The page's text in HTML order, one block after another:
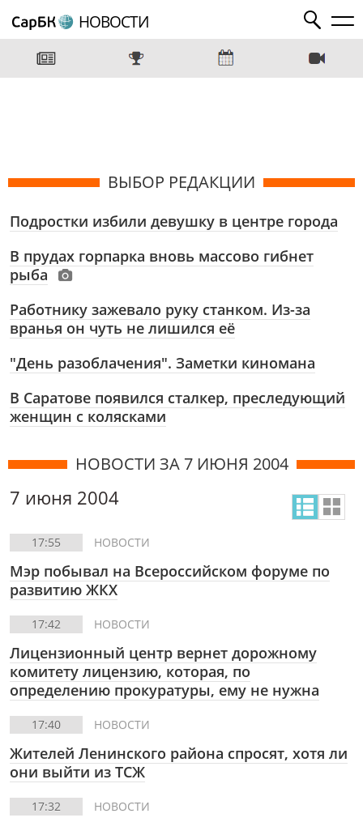
НОВОСТИ
ВЫБОР РЕДАКЦИИ
Подростки избили девушку в центре города
В прудах горпарка вновь массово гибнет
рыба
Работнику зажевало руку станком. Из-за
вранья он чуть не лишился её
"День разоблачения". Заметки киномана
В Саратове появился сталкер, преследующий
женщин с колясками
НОВОСТИ ЗА 7 ИЮНЯ 2004
7 июня 2004
17:55 НОВОСТИ
Мэр побывал на Всероссийском форуме по
развитию ЖКХ
17:42 НОВОСТИ
Лицензионный центр вернет дорожному
комитету лицензию, которая, по
определению прокуратуры, ему не нужна
17:40 НОВОСТИ
Жителей Ленинского района спросят, хотя ли
они выйти из ТСЖ
17:32 НОВОСТИ